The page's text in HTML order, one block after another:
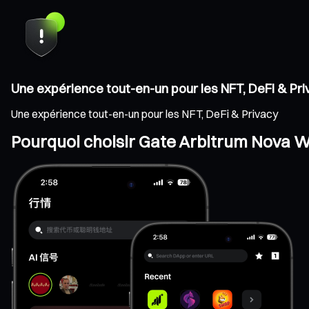
Une expérience tout-en-un pour les NFT, DeFi &
Une expérience tout-en-un pour les NFT, DeFi & Privacy
Pourquoi choisir Gate Arbitrum Nova